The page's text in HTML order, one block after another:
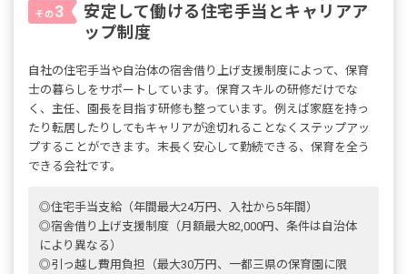
その3
安定して働ける住宅手当とキャリアア
ップ制度
自社の住宅手当や自治体の宿舎借り上げ支援制度によって、保育
士の暮らしをサポートしています。保育スキルの研修だけでな
く、主任、園長を目指す研修も整っています。例えば家庭を持っ
たり転居したりしてもキャリアが途切れることなくステップアッ
プすることができます。末長く安心して勤続できる、保育を全う
できる会社です。
◎住宅手当支給（年間最大24万円、入社から5年間）
◎宿舎借り上げ支援制度（月額最大82,000円、条件は自治体
により異なる）
◎引っ越し費用負担（最大30万円、一都三県の保育園に限